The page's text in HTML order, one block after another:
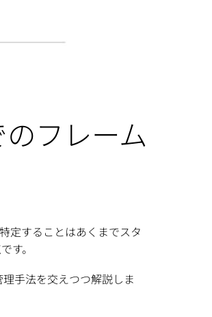
フレーム
定することはあくまでスタ
す。
手法を交えつつ解説しま